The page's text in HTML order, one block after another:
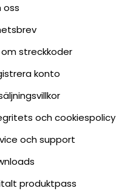
oss
streckkoder
konto
och cookiespolicy
och support
produktpass